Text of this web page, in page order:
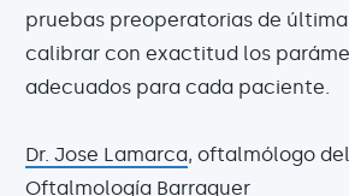
pruebas preoperatorias de
calibrar con exactitud los
adecuados para cada paciente.
Dr. Jose Lamarca, oftalmólogo
Oftalmología Barraquer